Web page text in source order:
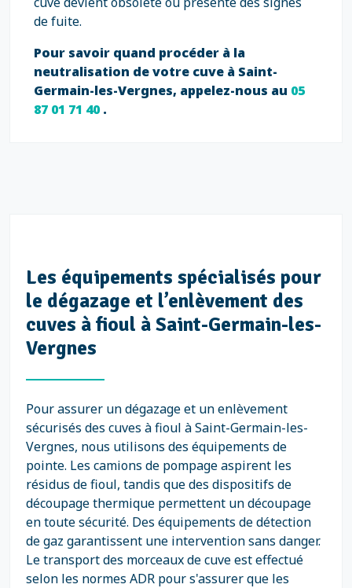
de fuite.
Pour savoir quand procéder à la
neutralisation de votre cuve à Saint-
Germain-les-Vergnes, appelez-nous au 05
87 01 71 40.
Les équipements spécialisés pour
le dégazage et l’enlèvement des
cuves à fioul à Saint-Germain-les-
Vergnes
Pour assurer un dégazage et un enlèvement
sécurisés des cuves à fioul à Saint-Germain-les-
Vergnes, nous utilisons des équipements de
pointe. Les camions de pompage aspirent les
résidus de fioul, tandis que des dispositifs de
découpage thermique permettent un découpage
en toute sécurité. Des équipements de détection
de gaz garantissent une intervention sans danger.
Le transport des morceaux de cuve est effectué
selon les normes ADR pour s'assurer que les